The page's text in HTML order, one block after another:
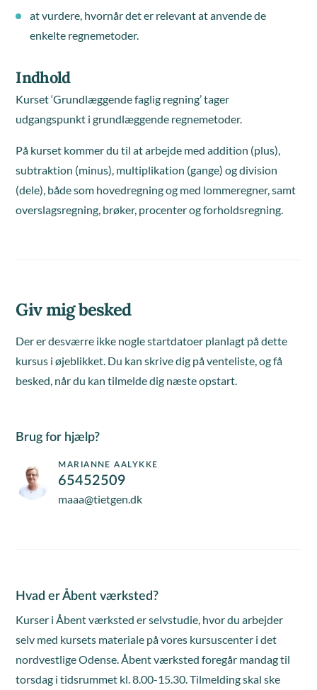
at vurdere, hvornår det er relevant at anvende de
enkelte regnemetoder.
Indhold
Kurset ‘Grundlæggende faglig regning’ tager
udgangspunkt i grundlæggende regnemetoder.
På kurset kommer du til at arbejde med addition (plus),
subtraktion (minus), multiplikation (gange) og division
(dele), både som hovedregning og med lommeregner, samt
overslagsregning, brøker, procenter og forholdsregning.
Giv mig besked
Der er desværre ikke nogle startdatoer planlagt på dette
kursus i øjeblikket. Du kan skrive dig på venteliste, og få
besked, når du kan tilmelde dig næste opstart.
Brug for hjælp?
MARIANNE AALYKKE
65452509
maaa@tietgen.dk
Hvad er Åbent værksted?
Kurser i Åbent værksted er selvstudie, hvor du arbejder
selv med kursets materiale på vores kursuscenter i det
nordvestlige Odense. Åbent værksted foregår mandag til
torsdag i tidsrummet kl. 8.00-15.30. Tilmelding skal ske